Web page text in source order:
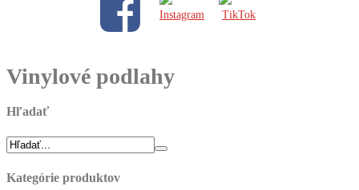
Vinylové podlahy
Hľadať
Kategórie produktov